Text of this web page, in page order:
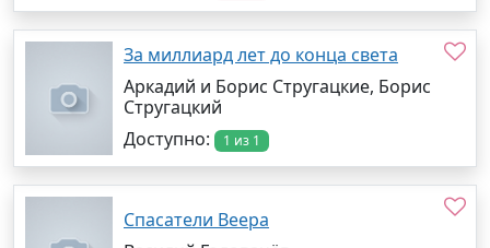
За миллиард лет до конца света
Аркадий и Борис Стругацкие, Борис
Стругацкий
Доступно:
1 из 1
Спасатели Веера